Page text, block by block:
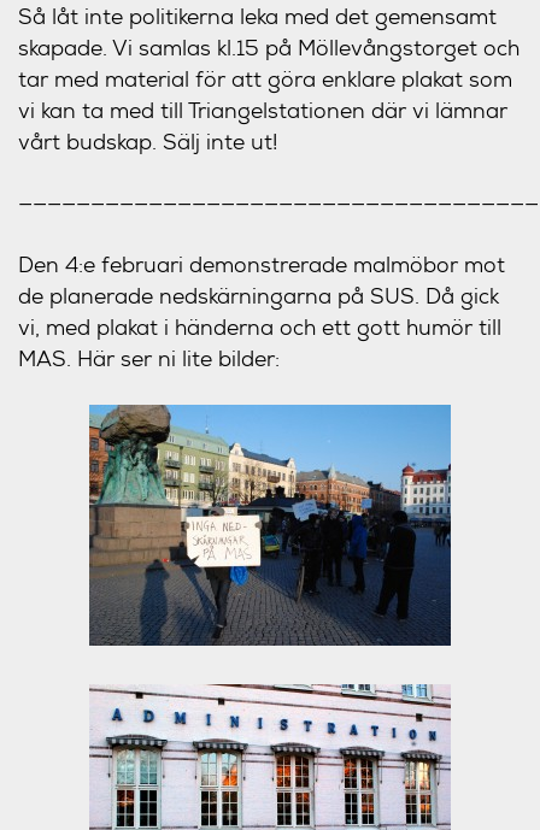
Så låt inte politikerna leka med det gemensamt
skapade. Vi samlas kl.15 på Möllevångstorget och
tar med material för att göra enklare plakat som
vi kan ta med till Triangelstationen där vi lämnar
vårt budskap. Sälj inte ut!
Den 4:e februari demonstrerade malmöbor mot
de planerade nedskärningarna på SUS. Då gick
vi, med plakat i händerna och ett gott humör till
MAS. Här ser ni lite bilder: